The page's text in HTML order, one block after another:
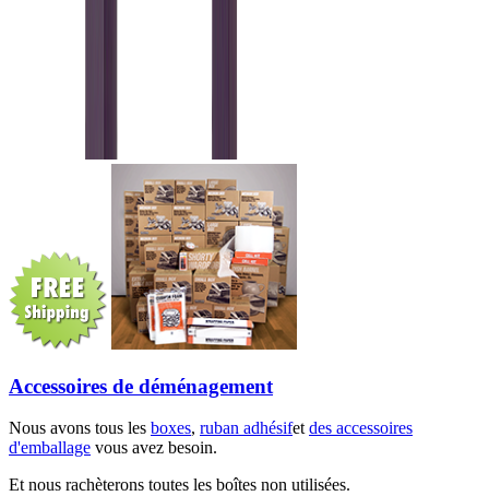
Accessoires de déménagement
Nous avons tous les boxes, ruban adhésifetdes accessoires
d'emballage vous avez besoin.
Et nous rachèterons toutes les boîtes non utilisées.